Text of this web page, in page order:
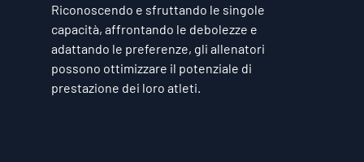
Riconoscendo e sfruttando le singole
capacità, affrontando le debolezze e
adattando le preferenze, gli allenatori
possono ottimizzare il potenziale di
prestazione dei loro atleti.